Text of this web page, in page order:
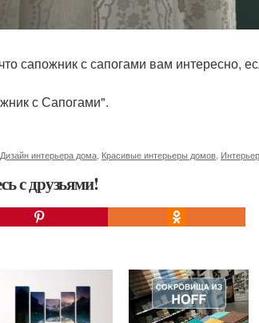
сапожник с сапогами вам интересно,
с Сапогами".
Дизайн интерьера дома Красивые интерьеры домов
с друзьями!